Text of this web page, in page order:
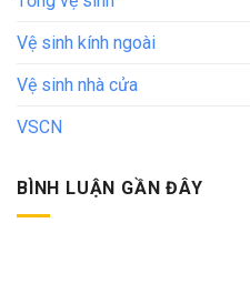
Vệ sinh kính ngoài
Vệ sinh nhà cửa
VSCN
BÌNH LUẬN GẦN ĐÂY